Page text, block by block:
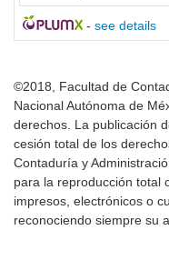
- see details
©2018, Facultad de
Nacional Autónoma de
derechos. La publicación
cesión total de los
Contaduría y
para la reproducción total
impresos, electrónicos o
reconociendo siempre su